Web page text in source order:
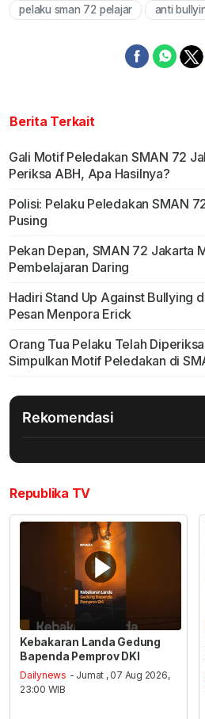
pelaku sman 72 pelajar anti
Berita Terkait
Gali Motif Peledakan SMAN 72
Periksa ABH, Apa Hasilnya?
Polisi: Pelaku Peledakan SMAN
Pusing
Pekan Depan, SMAN 72 Jakarta
Pembelajaran Daring
Hadiri Stand Up Against Bullying
Pesan Menpora Erick
Orang Tua Pelaku Telah
Simpulkan Motif Peledakan di
Rekomendasi
Republika TV
Kebakaran Landa Gedung
Bapenda Pemprov DKI
Dailynews - Jumat , 07 Aug 2026,
23:00 WIB